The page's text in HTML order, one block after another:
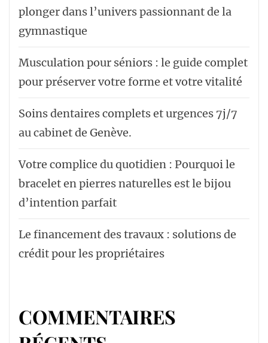
plonger dans l’univers passionnant de la
gymnastique
Musculation pour séniors : le guide complet
pour préserver votre forme et votre vitalité
Soins dentaires complets et urgences 7j/7
au cabinet de Genève.
Votre complice du quotidien : Pourquoi le
bracelet en pierres naturelles est le bijou
d’intention parfait
Le financement des travaux : solutions de
crédit pour les propriétaires
COMMENTAIRES